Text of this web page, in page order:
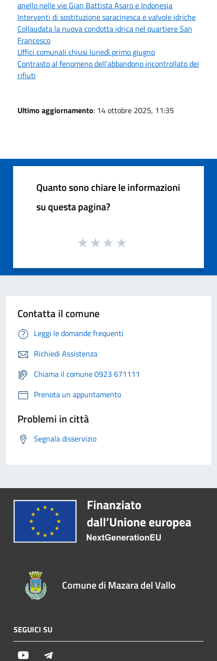
anello nelle vie Gian Battista Asaro e Indonesia
Interventi di sostituzione saracinesca e valvole idriche
Collaudata la nuova condotta idrica nel quartiere San
Francesco
Uffici comunali chiusi lunedì primo giugno
Contrasto al fenomeno dell'abbandono incontrollato dei
rifiuti
Ultimo aggiornamento: 14 ottobre 2025, 11:35
Quanto sono chiare le informazioni
su questa pagina?
Contatta il comune
Leggi le domande frequenti
Richiedi Assistenza
Chiama il comune 0923 671111
Prenota un appuntamento
Problemi in città
Segnala disservizio
Comune di Mazara del Vallo
SEGUICI SU
Youtube